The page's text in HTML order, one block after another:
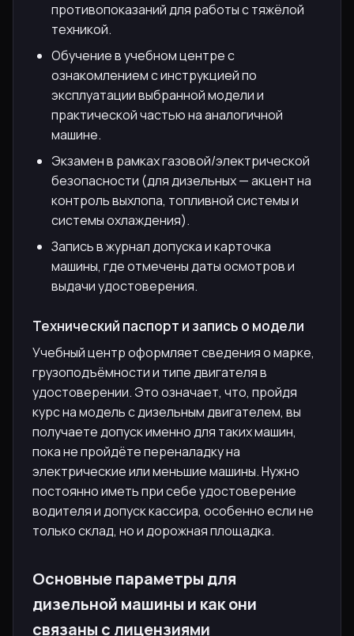
противопоказаний для работы с тяжёлой
техникой.
Обучение в учебном центре с
ознакомлением с инструкцией по
эксплуатации выбранной модели и
практической частью на аналогичной
машине.
Экзамен в рамках газовой/электрической
безопасности (для дизельных — акцент на
контроль выхлопа, топливной системы и
системы охлаждения).
Запись в журнал допуска и карточка
машины, где отмечены даты осмотров и
выдачи удостоверения.
Технический паспорт и запись о модели
Учебный центр оформляет сведения о марке,
грузоподъёмности и типе двигателя в
удостоверении. Это означает, что, пройдя
курс на модель с дизельным двигателем, вы
получаете допуск именно для таких машин,
пока не пройдёте переналадку на
электрические или меньшие машины. Нужно
постоянно иметь при себе удостоверение
водителя и допуск кассира, особенно если не
только склад, но и дорожная площадка.
Основные параметры для
дизельной машины и как они
связаны с лицензиями